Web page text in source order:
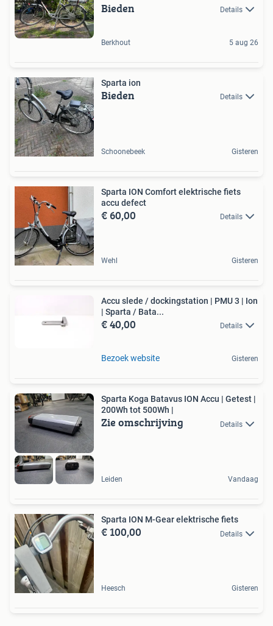
Bieden Details
Berkhout 5 aug 26
Sparta ion
Bieden Details
Schoonebeek Gisteren
Sparta ION Comfort elektrische fiets
accu defect
€ 60,00 Details
Wehl Gisteren
Accu slede / dockingstation | PMU 3 | Ion
| Sparta / Bata...
€ 40,00 Details
Bezoek website Gisteren
Sparta Koga Batavus ION Accu | Getest |
200Wh tot 500Wh |
Zie omschrijving Details
Leiden Vandaag
Sparta ION M-Gear elektrische fiets
€ 100,00 Details
Heesch Gisteren